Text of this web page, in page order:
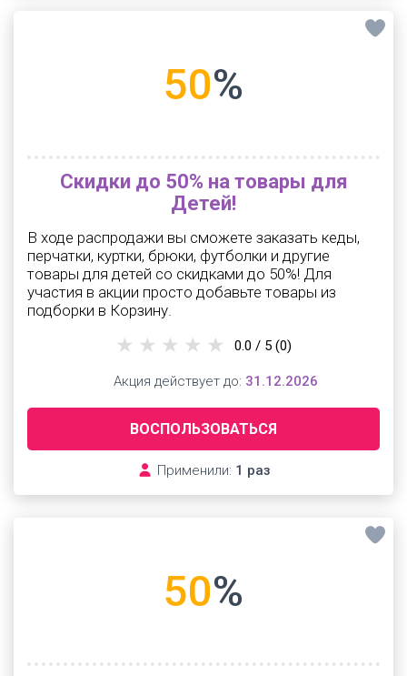
50%
Скидки до 50% на товары для
Детей!
В ходе распродажи вы сможете заказать кеды,
перчатки, куртки, брюки, футболки и другие
товары для детей со скидками до 50%! Для
участия в акции просто добавьте товары из
подборки в Корзину.
ВОСПОЛЬЗОВАТЬСЯ
Применили: 1 раз
0.0 / 5 (0)
Акция действует до: 31.12.2026
50%